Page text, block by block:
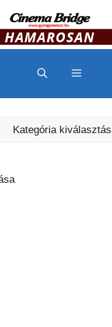
MENÜ
Kategóriák